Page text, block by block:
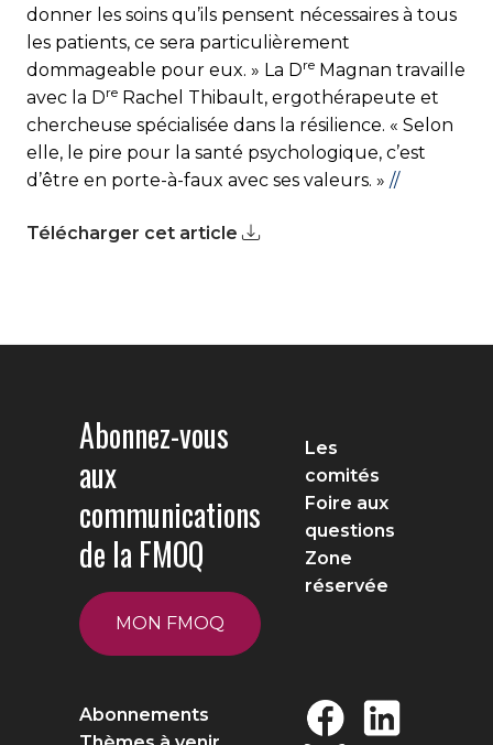
donner les soins qu’ils pensent nécessaires à tous
les patients, ce sera particulièrement
dommageable pour eux. » La Dre Magnan travaille
avec la Dre Rachel Thibault, ergothérapeute et
chercheuse spécialisée dans la résilience. « Selon
elle, le pire pour la santé psychologique, c’est
d’être en porte-à-faux avec ses valeurs. » //
Télécharger cet article
Abonnez-vous
aux
communications
de la FMOQ
MON FMOQ
Les
comités
Foire aux
questions
Zone
réservée
Abonnements